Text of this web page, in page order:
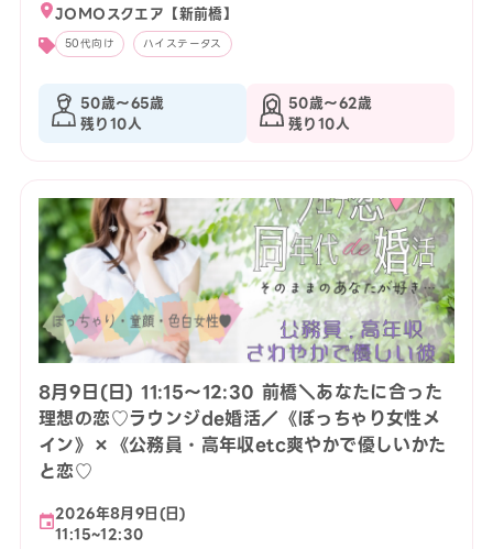
JOMOスクエア【新前橋】
50代向け ハイステータス
50歳〜65歳
残り10人
50歳〜62歳
残り10人
8月9日(日) 11:15〜12:30 前橋＼あなたに合った
理想の恋♡ラウンジde婚活／《ぽっちゃり女性メ
イン》×《公務員・高年収etc爽やかで優しいかた
と恋♡
2026年8月9日(日)
11:15~12:30